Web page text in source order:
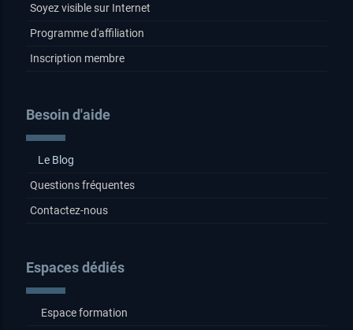
Soyez visible sur Internet
Programme d'affiliation
Inscription membre
Besoin d'aide
Le Blog
Questions fréquentes
Contactez-nous
Espaces dédiés
Espace formation